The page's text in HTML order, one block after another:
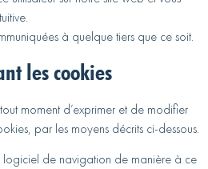
à quelque tiers que ce soit.
les cookies
moment d’exprimer et de modifier
par les moyens décrits ci-dessous.
logiciel de navigation de manière à ce